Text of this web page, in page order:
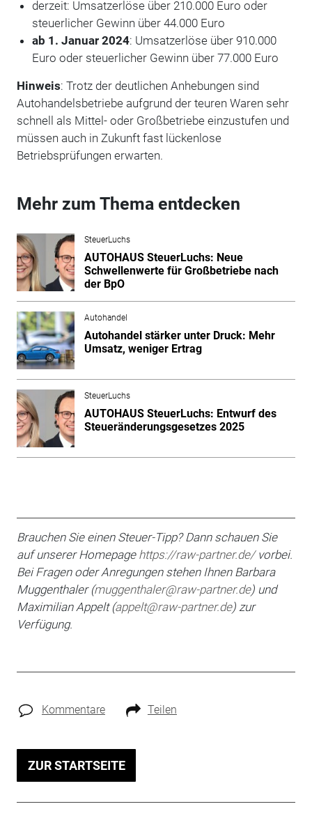
derzeit: Umsatzerlöse über 210.000 Euro oder
steuerlicher Gewinn über 44.000 Euro
ab 1. Januar 2024: Umsatzerlöse über 910.000
Euro oder steuerlicher Gewinn über 77.000 Euro
Hinweis: Trotz der deutlichen Anhebungen sind
Autohandelsbetriebe aufgrund der teuren Waren sehr
schnell als Mittel- oder Großbetriebe einzustufen und
müssen auch in Zukunft fast lü­ckenlose
Betriebsprüfungen erwarten.
Mehr zum Thema entdecken
SteuerLuchs
AUTOHAUS SteuerLuchs: Neue
Schwellenwerte für Großbetriebe nach
der BpO
Autohandel
Autohandel stärker unter Druck: Mehr
Umsatz, weniger Ertrag
SteuerLuchs
AUTOHAUS SteuerLuchs: Entwurf des
Steueränderungsgesetzes 2025
Brauchen Sie einen Steuer-Tipp? Dann schauen Sie
auf unserer Homepage https://raw-partner.de/vorbei.
Bei Fragen oder An­regungen stehen Ihnen Barbara
Muggenthaler (muggenthaler@raw-partner.de) und
Maximilian Appelt (appelt@raw-partner.de) zur
Verfügung.
Kommentare Teilen
ZUR STARTSEITE